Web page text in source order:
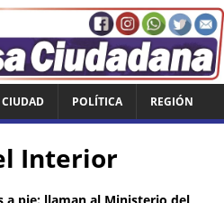
CIUDAD POLÍTICA REGIÓN
Interior